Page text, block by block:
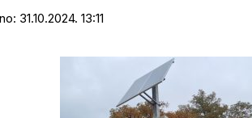
31.10.2024. 13:11